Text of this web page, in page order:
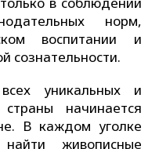
норм,
воспитании и
сознательности.
уникальных и
начинается
В каждом уголке
живописные